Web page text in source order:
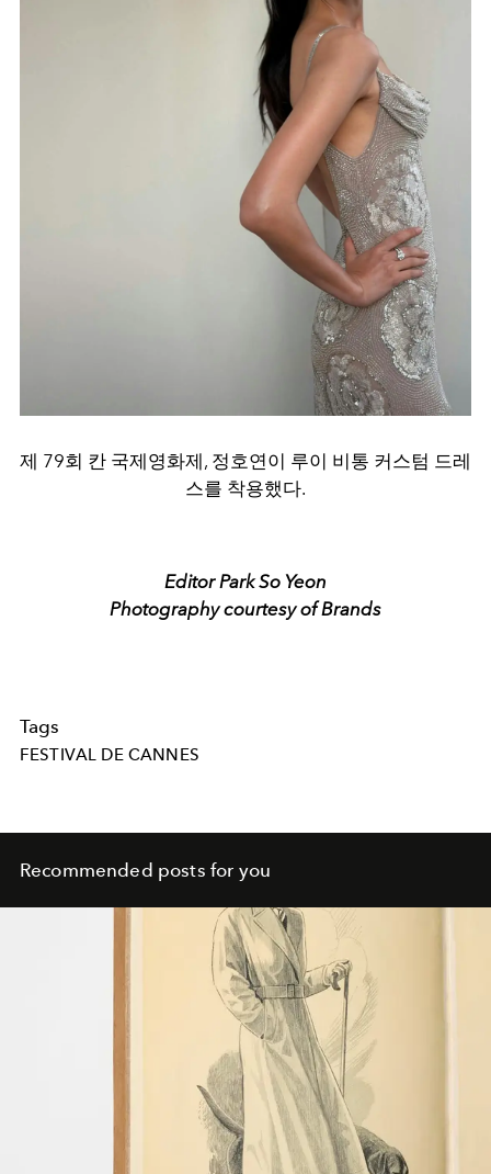
제 79회 칸 국제영화제, 정호연이 루이 비통 커스텀 드레
스를 착용했다.
Editor Park So Yeon
Photography courtesy of Brands
Tags
FESTIVAL DE CANNES
Recommended posts for you